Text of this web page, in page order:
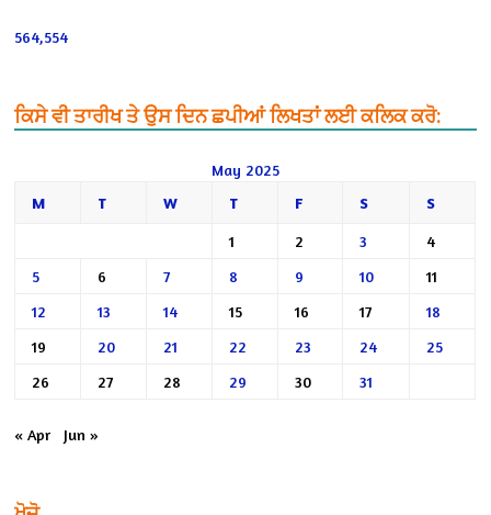
564,554
ਕਿਸੇ ਵੀ ਤਾਰੀਖ ਤੇ ਉਸ ਦਿਨ ਛਪੀਆਂ ਲਿਖਤਾਂ ਲਈ ਕਲਿਕ ਕਰੋ:
May 2025
M
T W T F S S
1 2 3
4
5
6 7 8 9 10
11
12
13 14 15 16 17
18
19
20 21 22 23 24
25
26
27 28 29 30 31
« Apr Jun »